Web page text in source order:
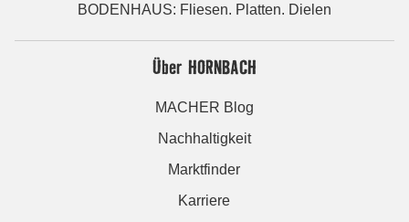
BODENHAUS: Fliesen. Platten. Dielen
Über HORNBACH
MACHER Blog
Nachhaltigkeit
Marktfinder
Karriere